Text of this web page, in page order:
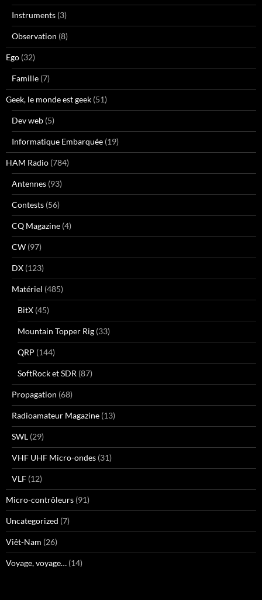
Instruments (3)
Observation (8)
Ego (32)
Famille (7)
Geek, le monde est geek (51)
Dev web (5)
Informatique Embarquée (19)
HAM Radio (784)
Antennes (93)
Contests (56)
CQ Magazine (4)
CW (97)
DX (123)
Matériel (485)
BitX (45)
Mountain Topper Rig (33)
QRP (144)
SoftRock et SDR (87)
Propagation (68)
Radioamateur Magazine (13)
SWL (29)
VHF UHF Micro-ondes (31)
VLF (12)
Micro-contrôleurs (91)
Uncategorized (7)
Viêt-Nam (26)
Voyage, voyage… (14)